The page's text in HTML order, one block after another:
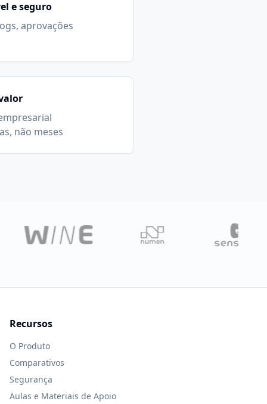
e seguro
aprovações
não meses
Recursos
O Produto
Comparativos
Segurança
Aulas e Materiais de Apoio